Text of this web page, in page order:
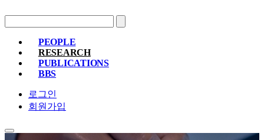
PEOPLE
PROFESSOR MEMBERS
RESEARCH
RESEARCH PROJECTS
PUBLICATIONS
BBS
NOTICE
로그인
회원가입